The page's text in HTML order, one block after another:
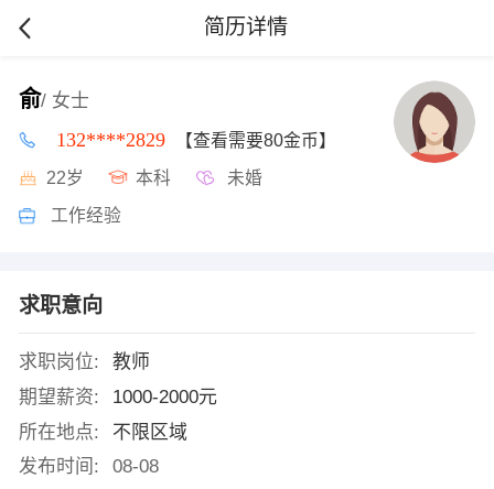
简历详情
俞/ 女士
132****2829 【查看需要80金币】
22岁 本科 未婚
工作经验
求职意向
求职岗位:
教师
期望薪资:
1000-2000元
所在地点:
不限区域
发布时间:
08-08